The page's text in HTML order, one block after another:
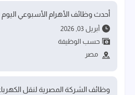
أحدث وظائف الأهرام الأسبوعي اليوم الجمعة 3
أبريل 03, 2026
حسب الوظيفة
مصر
وظائف الشركة المصرية لنقل الكهرباء